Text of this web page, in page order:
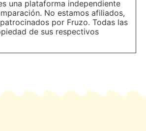
una plataforma independiente
No estamos afiliados,
por Fruzo. Todas las
de sus respectivos